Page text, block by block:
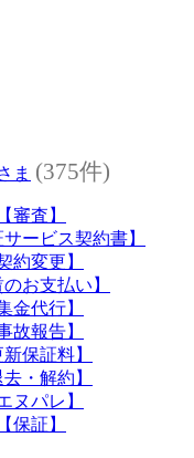
ま (375件)
審査】
ービス契約書】
約変更】
お支払い】
金代行】
故報告】
保証料】
・解約】
ヌパレ】
保証】